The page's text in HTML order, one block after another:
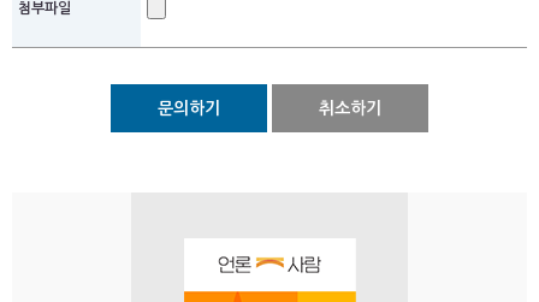
첨부파일
문의하기 취소하기